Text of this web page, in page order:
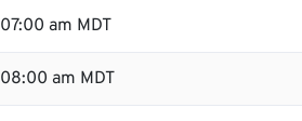
07:00 am MDT
08:00 am MDT